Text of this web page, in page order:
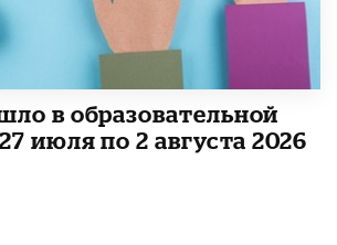
в образовательной
июля по 2 августа 2026